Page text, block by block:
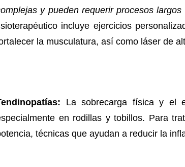
y pueden requerir procesos largos
incluye ejercicios
la musculatura, así como láser de
La sobrecarga física y el
en rodillas y tobillos. Para
técnicas que ayudan a reducir la